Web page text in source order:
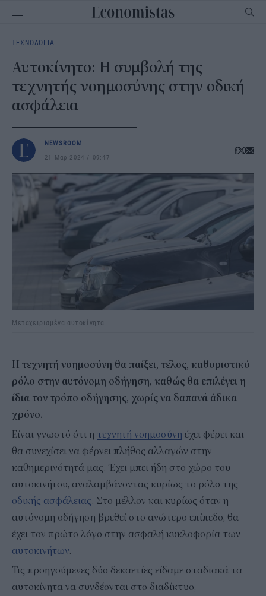
navigation
ΤΕΧΝΟΛΟΓΙΑ
Αυτοκίνητο: Η συμβολή της
τεχνητής νοημοσύνης στην οδική
ασφάλεια
NEWSROOM
21 Μαρ 2024
09:47
Μεταχειρισμένα αυτοκίνητα
Η τεχνητή νοημοσύνη θα παίξει, τέλος, καθοριστικό
ρόλο στην αυτόνομη οδήγηση, καθώς θα επιλέγει η
ίδια τον τρόπο οδήγησης, χωρίς να δαπανά άδικα
χρόνο.
Είναι γνωστό ότι η τεχνητή νοημοσύνη έχει φέρει και
θα συνεχίσει να φέρνει πλήθος αλλαγών στην
καθημερινότητά μας. Έχει μπει ήδη στο χώρο του
αυτοκινήτου, αναλαμβάνοντας κυρίως το ρόλο της
οδικής ασφάλειας. Στο μέλλον και κυρίως όταν η
αυτόνομη οδήγηση βρεθεί στο ανώτερο επίπεδο, θα
έχει τον πρώτο λόγο στην ασφαλή κυκλοφορία των
αυτοκινήτων.
Τις προηγούμενες δύο δεκαετίες είδαμε σταδιακά τα
αυτοκίνητα να συνδέονται στο διαδίκτυο,